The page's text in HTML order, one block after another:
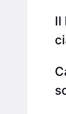
Il